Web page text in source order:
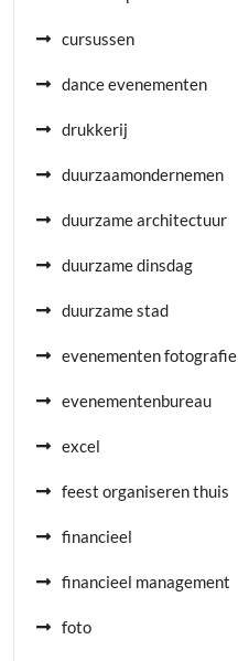
cursussen
dance evenementen
drukkerij
duurzaamondernemen
duurzame architectuur
duurzame dinsdag
duurzame stad
evenementen fotografie
evenementenbureau
excel
feest organiseren thuis
financieel
financieel management
foto